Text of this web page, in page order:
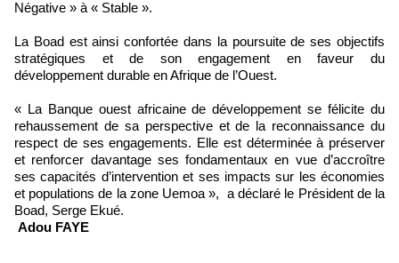
Négative » à « Stable ».
La Boad est ainsi confortée dans la poursuite de ses objectifs
stratégiques et de son engagement en faveur du
développement durable en Afrique de l’Ouest.
« La Banque ouest africaine de développement se félicite du
rehaussement de sa perspective et de la reconnaissance du
respect de ses engagements. Elle est déterminée à préserver
et renforcer davantage ses fondamentaux en vue d’accroître
ses capacités d’intervention et ses impacts sur les économies
et populations de la zone Uemoa », a déclaré le Président de la
Boad, Serge Ekué.
Adou FAYE